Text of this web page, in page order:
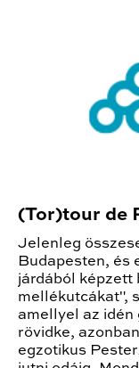
(Tor)tour de
Jelenleg
Budapesten, és
járdából képzett
mellékutcákat",
amellyel az idén
rövidke,
egzotikus